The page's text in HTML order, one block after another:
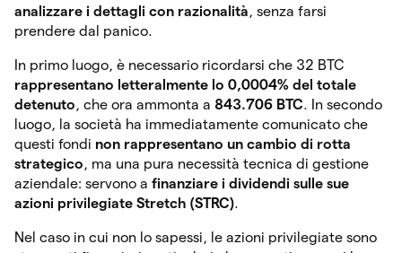
analizzare i dettagli con razionalità, senza farsi
prendere dal panico.
In primo luogo, è necessario ricordarsi che 32 BTC
rappresentano letteralmente lo 0,0004% del totale
detenuto, che ora ammonta a 843.706 BTC. In secondo
luogo, la società ha immediatamente comunicato che
questi fondi non rappresentano un cambio di rotta
strategico, ma una pura necessità tecnica di gestione
aziendale: servono a finanziare i dividendi sulle sue
azioni privilegiate Stretch (STRC).
Nel caso in cui non lo sapessi, le azioni privilegiate sono